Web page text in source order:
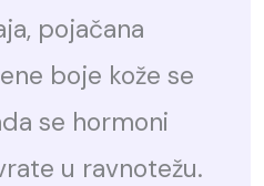
pojačana
boje kože se
se hormoni
u ravnotežu.